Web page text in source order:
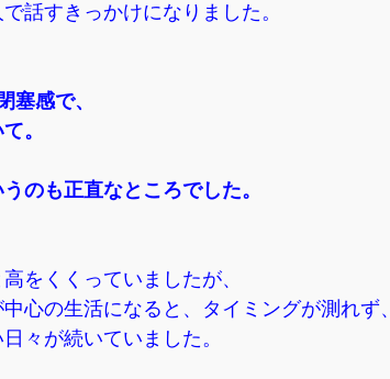
話すきっかけになりました。
塞感で、
。
のも正直なところでした。
をくくっていましたが、
心の生活になると、タイミングが測れず、
々が続いていました。